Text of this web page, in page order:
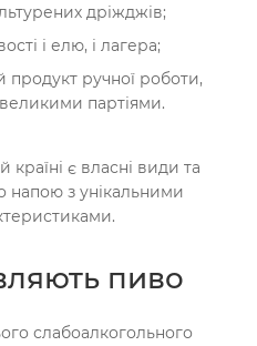
дріжджів;
і елю, і лагера;
продукт ручної роботи,
партіями.
є власні види та
напою з унікальними
пиво
слабоалкогольного